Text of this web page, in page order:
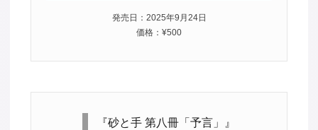
発売日：2025年9月24日
価格：¥500
『砂と手 第八冊「予言」』